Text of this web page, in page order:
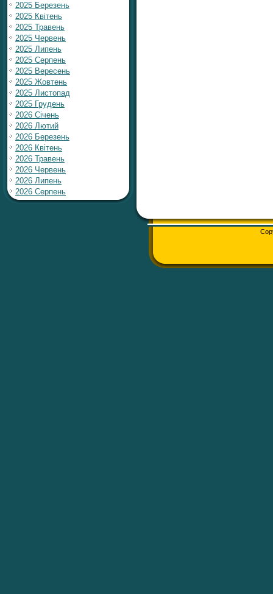
2025 Березень
2025 Квітень
2025 Травень
2025 Червень
2025 Липень
2025 Серпень
2025 Вересень
2025 Жовтень
2025 Листопад
2025 Грудень
2026 Січень
2026 Лютий
2026 Березень
2026 Квітень
2026 Травень
2026 Червень
2026 Липень
2026 Серпень